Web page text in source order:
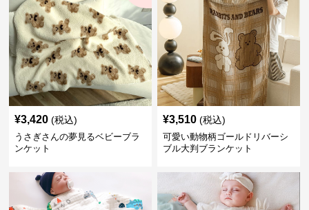
¥3,420 (税込)
うさぎさんの夢見るベビーブラ
ンケット
¥3,510 (税込)
可愛い動物柄ゴールドリバーシ
ブル大判ブランケット